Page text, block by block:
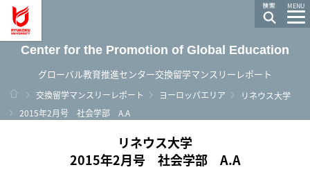
MENU
Center for the Promotion of Global Education
グローバル教育推進センター交換留学マンスリーレポート
ホーム
交換留学マンスリーレポート ヨーロッパエリア
リネウス大学
2015年2月号 社会学部 A.A
リネウス大学
2015年2月号 社会学部 A.A